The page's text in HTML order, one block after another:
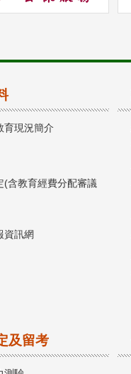
育現況簡介
(含教育經費分配審議
資訊網
及留考